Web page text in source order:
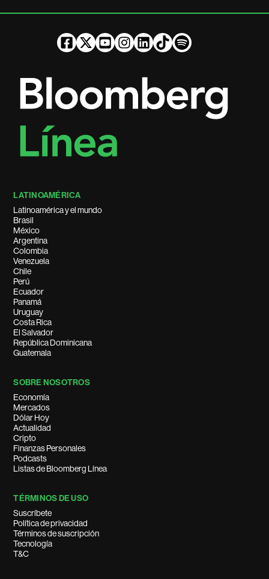
LATINOAMÉRICA
Latinoamérica y el mundo
Brasil
México
Argentina
Colombia
Venezuela
Chile
Perú
Ecuador
Panamá
Uruguay
Costa Rica
El Salvador
República Dominicana
Guatemala
SOBRE NOSOTROS
Economía
Mercados
Dólar Hoy
Actualidad
Cripto
Finanzas Personales
Podcasts
Listas de Bloomberg Línea
TÉRMINOS DE USO
Suscríbete
Política de privacidad
Términos de suscripción
Tecnología
T&C